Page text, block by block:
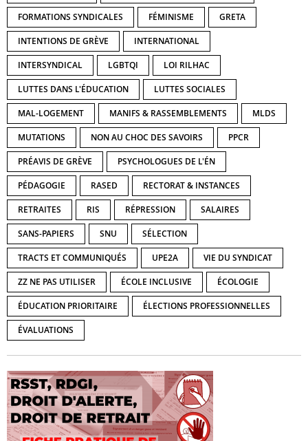
FORMATIONS SYNDICALES FÉMINISME GRETA
INTENTIONS DE GRÈVE INTERNATIONAL
INTERSYNDICAL LGBTQI LOI RILHAC
LUTTES DANS L'ÉDUCATION LUTTES SOCIALES
MAL-LOGEMENT MANIFS & RASSEMBLEMENTS MLDS
MUTATIONS NON AU CHOC DES SAVOIRS PPCR
PRÉAVIS DE GRÈVE PSYCHOLOGUES DE L'ÉN
PÉDAGOGIE RASED RECTORAT & INSTANCES
RETRAITES RIS RÉPRESSION SALAIRES
SANS-PAPIERS SNU SÉLECTION
TRACTS ET COMMUNIQUÉS UPE2A VIE DU SYNDICAT
ZZ NE PAS UTILISER ÉCOLE INCLUSIVE ÉCOLOGIE
ÉDUCATION PRIORITAIRE ÉLECTIONS PROFESSIONNELLES
ÉVALUATIONS